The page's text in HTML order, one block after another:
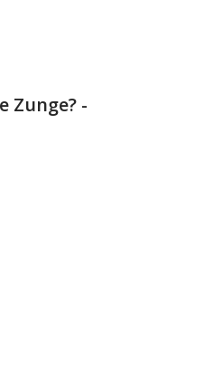
Zunge? -